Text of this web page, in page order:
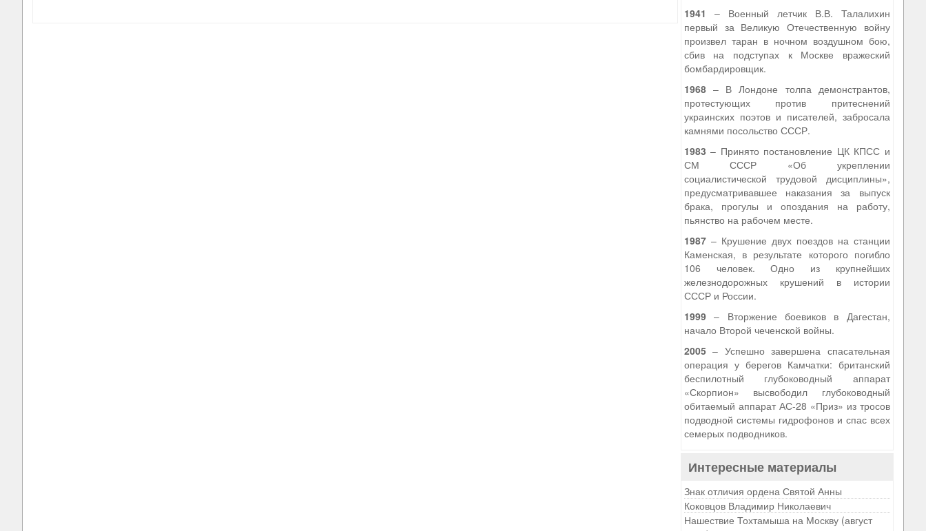
1941 – Военный летчик В.В. Талалихин
первый за Великую Отечественную войну
произвел таран в ночном воздушном бою,
сбив на подступах к Москве вражеский
бомбардировщик.
1968– В Лондоне толпа демонстрантов,
протестующих против притеснений
украинских поэтов и писателей, забросала
камнями посольство СССР.
1983 – Принято постановление ЦК КПСС и
СМ СССР «Об укреплении
социалистической трудовой дисциплины»,
предусматривавшее наказания за выпуск
брака, прогулы и опоздания на работу,
пьянство на рабочем месте.
1987– Крушение двух поездов на станции
Каменская, в результате которого погибло
106 человек. Одно из крупнейших
железнодорожных крушений в истории
СССР и России.
1999– Вторжение боевиков в Дагестан,
начало Второй чеченской войны.
2005– Успешно завершена спасательная
операция у берегов Камчатки: британский
беспилотный глубоководный аппарат
«Скорпион» высвободил глубоководный
обитаемый аппарат АС-28 «Приз» из тросов
подводной системы гидрофонов и спас всех
семерых подводников.
Интересные материалы
Знак отличия ордена Святой Анны
Коковцов Владимир Николаевич
Нашествие Тохтамыша на Москву (август